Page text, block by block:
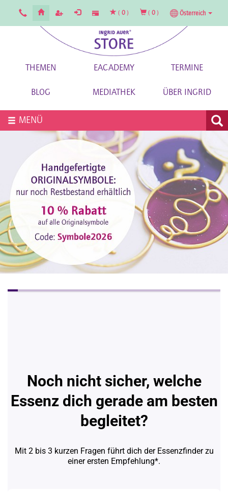
( 0 ) ( 0 ) Österreich
THEMEN EACADEMY TERMINE
BLOG MEDIATHEK ÜBER INGRID
MENÜ